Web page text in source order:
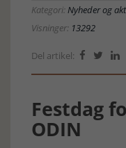
Kategori:Nyheder og
Visninger: 13292
Del artikel:   
Festdag
ODIN